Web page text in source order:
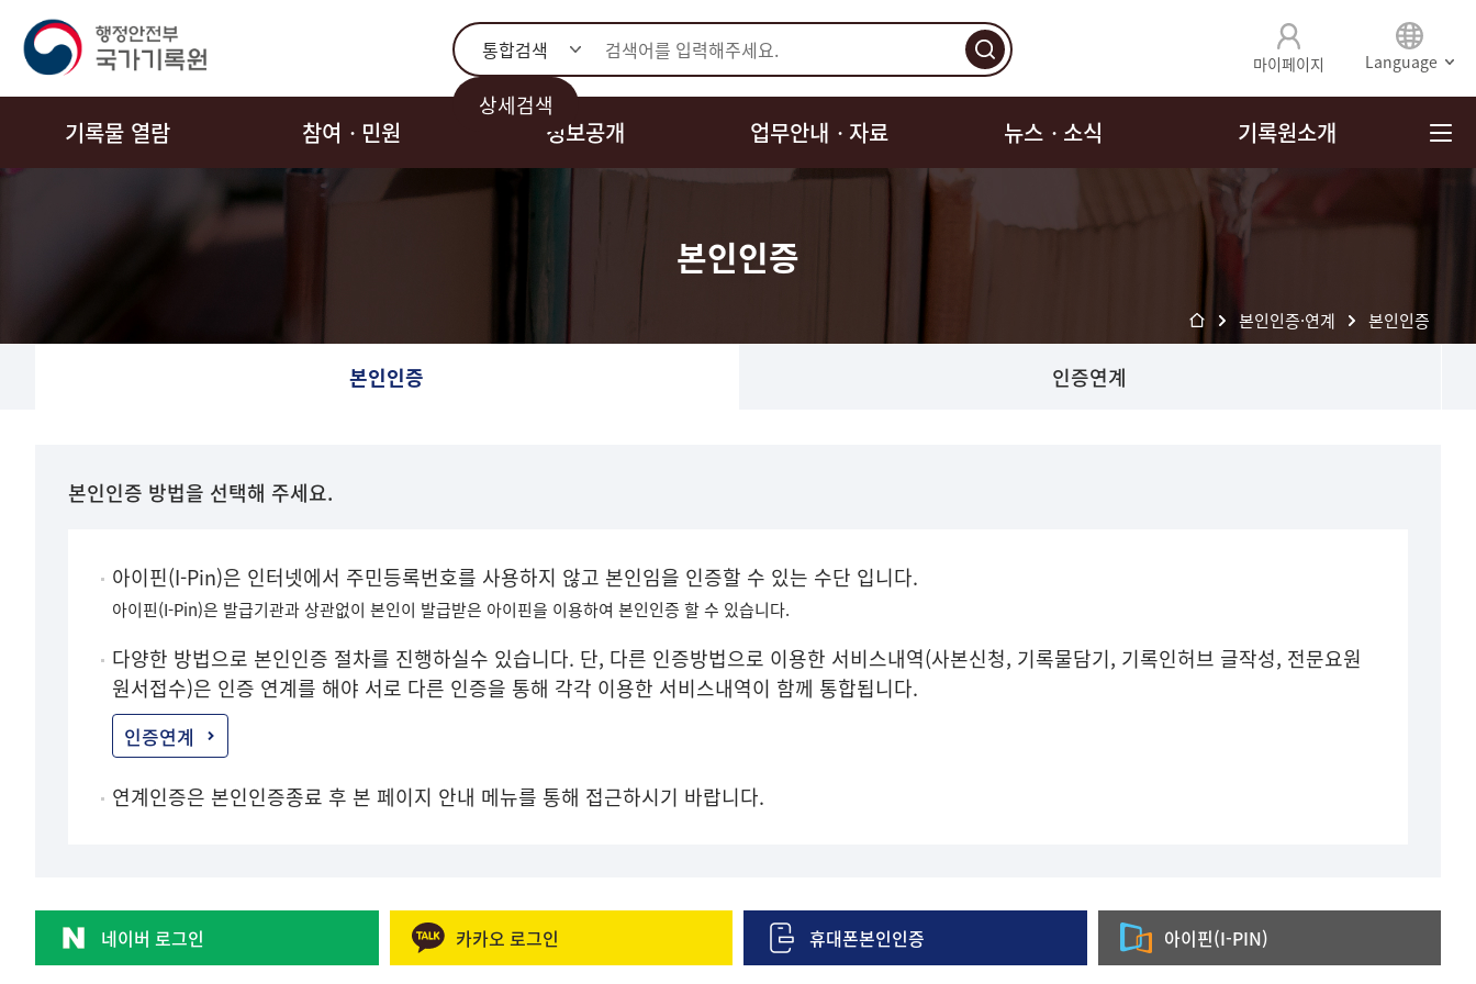
통합검색
상세검색
마이페이지 Language
기록물 열람 참여ㆍ민원 정보공개 업무안내ㆍ자료 뉴스ㆍ소식 기록원소개
본인인증
본인인증·연계 본인인증
본인인증 인증연계
본인인증 방법을 선택해 주세요.
아이핀(I-Pin)은 인터넷에서 주민등록번호를 사용하지 않고 본인임을 인증할 수 있는 수단 입니다.
아이핀(I-Pin)은 발급기관과 상관없이 본인이 발급받은 아이핀을 이용하여 본인인증 할 수 있습니다.
다양한 방법으로 본인인증 절차를 진행하실수 있습니다. 단, 다른 인증방법으로 이용한 서비스내역(사본신청, 기록물담기, 기록인허브 글작성, 전문요원
원서접수)은 인증 연계를 해야 서로 다른 인증을 통해 각각 이용한 서비스내역이 함께 통합됩니다.
인증연계
연계인증은 본인인증종료 후 본 페이지 안내 메뉴를 통해 접근하시기 바랍니다.
네이버 로그인 카카오 로그인 휴대폰본인인증 아이핀(I-PIN)